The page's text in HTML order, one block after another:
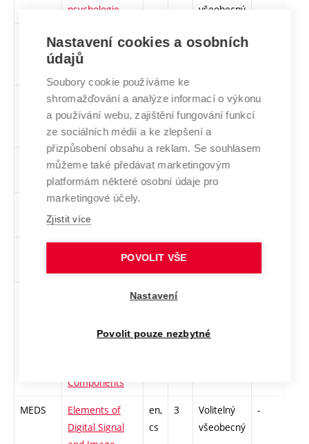
psychologie
všeobecný
XMW4
Podnikové
technologie
cs 5
Volitelný
Podvojné
účetnictví
cs 4
Volitelný
všeobecný
-
XMW5
Programování
v .NET a C#
cs 5
Volitelný
všeobecný
Rétorika
cs 3
Communication
Components
en,
3
MEDS
Elements of
Digital Signal
en,
cs
3
Volitelný
všeobecný
-
Nastavení cookies a osobních
údajů
Soubory cookie používáme ke
shromažďování a analýze informací o výkonu
a používání webu, zajištění fungování funkcí
ze sociálních médií a ke zlepšení a
přizpůsobení obsahu a reklam. Se souhlasem
můžeme také předávat marketingovým
platformám některé osobní údaje pro
marketingové účely.
Zjistit více
POVOLIT VŠE
Nastavení
Povolit pouze nezbytné